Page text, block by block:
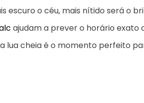
escuro o céu, mais nítido será o
ajudam a prever o horário exato
lua cheia é o momento perfeito